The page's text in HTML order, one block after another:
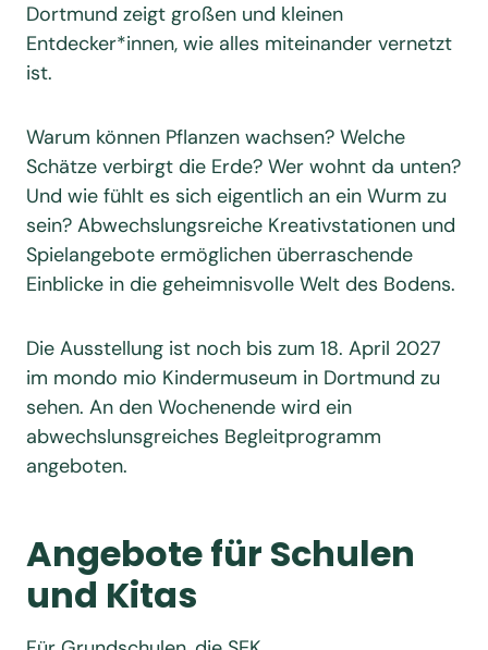
Dortmund zeigt großen und kleinen
Entdecker*innen, wie alles miteinander vernetzt
ist.
Warum können Pflanzen wachsen? Welche
Schätze verbirgt die Erde? Wer wohnt da unten?
Und wie fühlt es sich eigentlich an ein Wurm zu
sein? Abwechslungsreiche Kreativstationen und
Spielangebote ermöglichen überraschende
Einblicke in die geheimnisvolle Welt des Bodens.
Die Ausstellung ist noch bis zum 18. April 2027
im mondo mio Kindermuseum in Dortmund zu
sehen. An den Wochenende wird ein
abwechslunsgreiches Begleitprogramm
angeboten.
Angebote für Schulen
und Kitas